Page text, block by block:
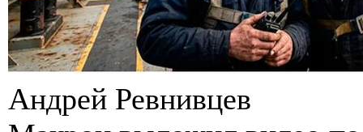
Андрей Ревнивцев